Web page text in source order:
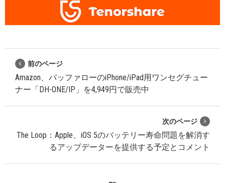
前のページ
Amazon、バッファローのiPhone/iPad用ワンセグチュー
ナー「DH-ONE/IP」を4,949円で販売中
次のページ
The Loop：Apple、iOS 5のバッテリー寿命問題を解消す
るアップデーターを提供する予定とコメント